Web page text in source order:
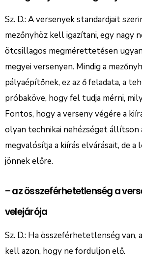
Sz. D.: A versenyek standardjait
mezőnyhöz kell igazítani, egy nagy
ötcsillagos megmérettetésen
megyei versenyen. Mindig a
pályaépítőnek, ez az ő feladata, a
próbaköve, hogy fel tudja mérni,
Fontos, hogy a verseny végére a
olyan technikai nehézséget állítson
megvalósítja a kiírás elvárásait, de
jönnek előre.
– az összeférhetetlenség a
velejárója
Sz. D.: Ha összeférhetetlenség van,
kell azon, hogy ne forduljon elő.